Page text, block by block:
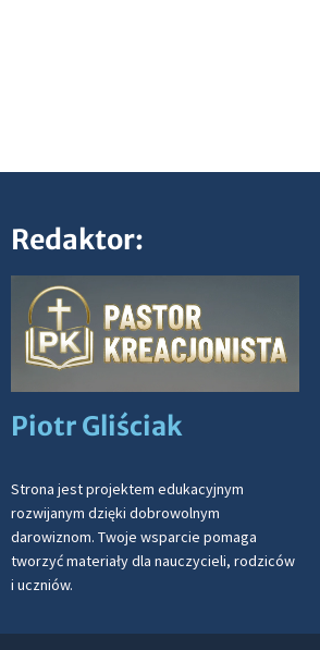
Redaktor:
Piotr Gliściak
Strona jest projektem edukacyjnym
rozwijanym dzięki dobrowolnym
darowiznom. Twoje wsparcie pomaga
tworzyć materiały dla nauczycieli, rodziców
i uczniów.